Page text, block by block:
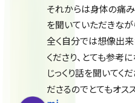
それからは身体の痛
を聞いていただきなが
全く自分では想像出
くださり、とても参考
じっくり話を聞いてく
ださるのでとてもオス